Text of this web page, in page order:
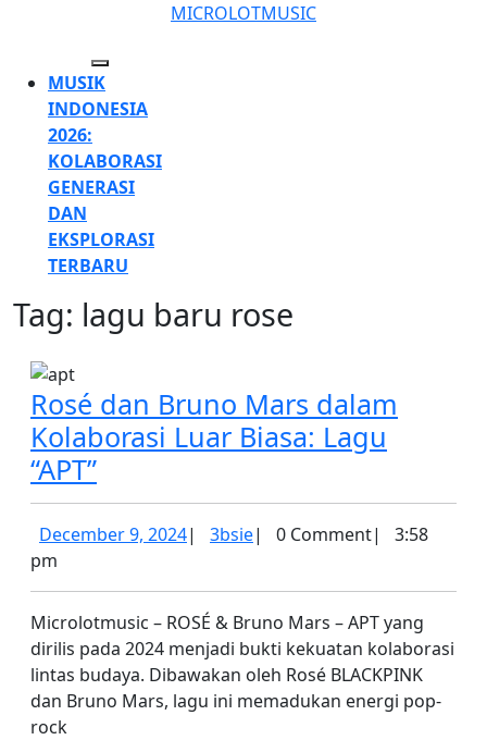
MICROLOTMUSIC
Open
Button
MUSIK
INDONESIA
2026:
KOLABORASI
GENERASI
DAN
EKSPLORASI
TERBARU
CLOSE
BUTTON
Tag: lagu baru rose
Rosé dan Bruno Mars dalam
Kolaborasi Luar Biasa: Lagu
“APT”Rosé
dan
Bruno
dalam
Kolaborasi
Luar
Biasa:
December 9, 2024December
2024
| 3bsie3bsie
| 0 Comment|
3:58
pm
Microlotmusic – ROSÉ & Bruno Mars – APT yang
dirilis pada 2024 menjadi bukti kekuatan kolaborasi
lintas budaya. Dibawakan oleh Rosé BLACKPINK
dan Bruno Mars, lagu ini memadukan energi pop-
rock